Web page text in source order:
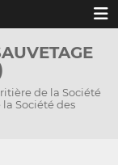
de la Société
Société des